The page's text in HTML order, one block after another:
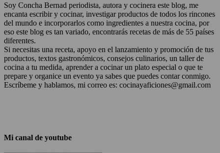
Soy Concha Bernad periodista, autora y cocinera este blog, me
encanta escribir y cocinar, investigar productos de todos los rincones
del mundo e incorporarlos como ingredientes a nuestra cocina, por
eso este blog es tan variado, encontrarás recetas de más de 55 países
diferentes.
Si necesitas una receta, apoyo en el lanzamiento y promoción de tus
productos, textos gastronómicos, consejos culinarios, un taller de
cocina a tu medida, aprender a cocinar un plato especial o que te
prepare y organice un evento ya sabes que puedes contar conmigo.
Escríbeme y hablamos, mi correo es: cocinayaficiones@gmail.com
Mi canal de youtube